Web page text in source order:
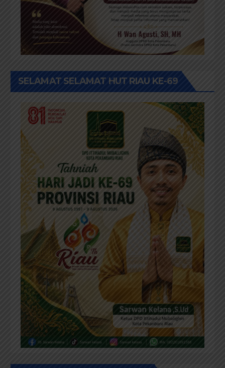
SELAMAT SELAMAT HUT RIAU KE-69